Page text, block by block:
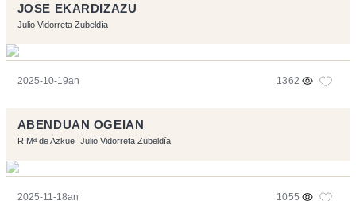
JOSE EKARDIZAZU
Julio Vidorreta Zubeldía
2025-10-19an 1362
ABENDUAN OGEIAN
R Mª de Azkue Julio Vidorreta Zubeldía
2025-11-18an 1055